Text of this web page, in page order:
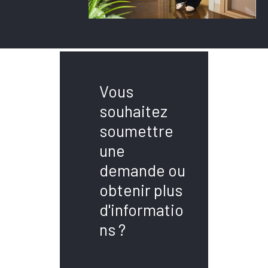
Vous
souhaitez
soumettre
une
demande ou
obtenir plus
d'informatio
ns ?